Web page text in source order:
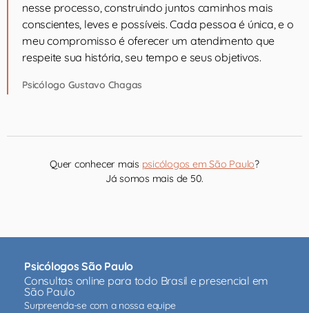
nesse processo, construindo juntos caminhos mais
conscientes, leves e possíveis. Cada pessoa é única, e o
meu compromisso é oferecer um atendimento que
respeite sua história, seu tempo e seus objetivos.
Psicólogo Gustavo Chagas
Quer conhecer mais psicólogos em São Paulo?
Já somos mais de 50.
Psicólogos São Paulo
Consultas online para todo Brasil e presencial em
São Paulo
Surpreenda-se com a nossa equipe